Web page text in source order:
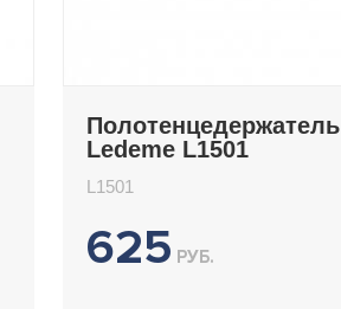
Полотенцедержатель
Ledeme L1501
L1501
625 РУБ.